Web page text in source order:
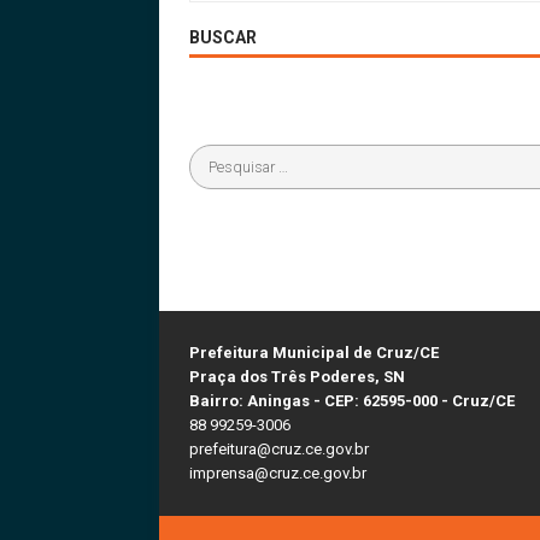
BUSCAR
Prefeitura Municipal de Cruz/CE
Praça dos Três Poderes, SN
Bairro: Aningas - CEP: 62595-000 - Cruz/CE
88 99259-3006
prefeitura@cruz.ce.gov.br
imprensa@cruz.ce.gov.br